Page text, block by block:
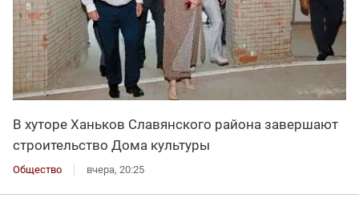
В хуторе Ханьков Славянского района завершают
строительство Дома культуры
Общество вчера, 20:25